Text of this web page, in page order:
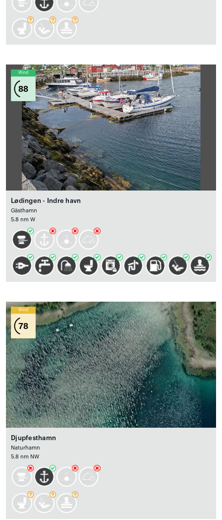
Wind
88
Lødingen - Indre havn
Gästhamn
5.8 nm W
Wind
78
Djupfesthamn
Naturhamn
5.8 nm NW